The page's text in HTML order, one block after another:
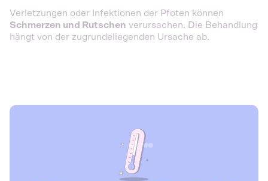
Verletzungen oder Infektionen der Pfoten können
Schmerzen und Rutschen verursachen. Die Behandlung
hängt von der zugrundeliegenden Ursache ab.